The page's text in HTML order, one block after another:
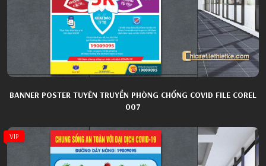
BANNER POSTER TUYÊN TRUYỀN PHÒNG CHỐNG COVID FILE COREL
007
VIP